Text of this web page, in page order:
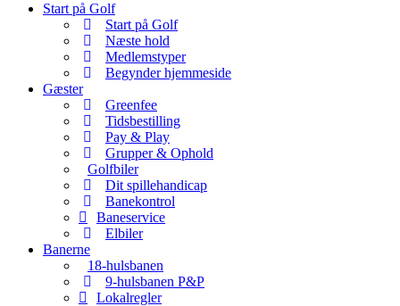
Start på Golf
Start på Golf
Næste hold
Medlemstyper
Begynder hjemmeside
Gæster
Greenfee
Tidsbestilling
Pay & Play
Grupper & Ophold
Golfbiler
Dit spillehandicap
Banekontrol
Baneservice
Elbiler
Banerne
18-hulsbanen
9-hulsbanen P&P
Lokalregler